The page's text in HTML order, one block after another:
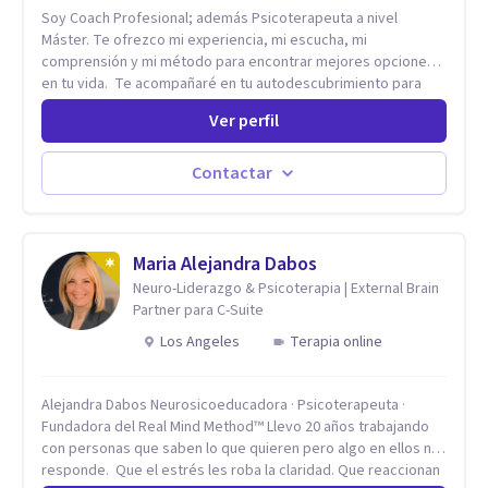
Soy Coach Profesional; además Psicoterapeuta a nivel
Máster. Te ofrezco mi experiencia, mi escucha, mi
comprensión y mi método para encontrar mejores opciones
en tu vida. Te acompañaré en tu autodescubrimiento para
que asumas el control de tu vida. Te ayudaré a identificar tus
fortalezas y a encontrar la riqueza que hay en ti para lograr
tus metas con éxito. Te apoyaré para que descubras que
eres capaz de convertir los problemas en oportunidades Tú
tienes derecho a vivir con bienestar, sin culpas, sin
fortalezas que te han llevado a alcanzar metas y objetivos
pero también hay momentos en los que has experimentado
situaciones que no te favorecen y te gustaría que fueran
diferentes? Pedir ayuda es el primer paso para encontrar
Ver perfil
Contactar
Maria Alejandra Dabos
Neuro-Liderazgo & Psicoterapia | External Brain
Partner para C-Suite
Los Angeles
Terapia online
Alejandra Dabos Neurosicoeducadora · Psicoterapeuta ·
Fundadora del Real Mind Method™ Llevo 20 años trabajando
con personas que saben lo que quieren pero algo en ellos no
responde. Que el estrés les roba la claridad. Que reaccionan